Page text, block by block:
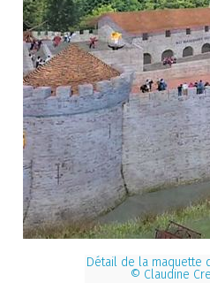
Détail de la maquette
© Claudine